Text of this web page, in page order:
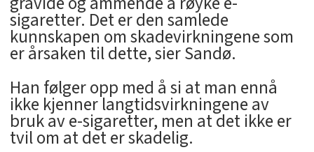
sigaretter. Det er den samlede
kunnskapen om skadevirkningene som
er årsaken til dette, sier Sandø.
Han følger opp med å si at man ennå
ikke kjenner langtidsvirkningene av
bruk av e-sigaretter, men at det ikke er
tvil om at det er skadelig.